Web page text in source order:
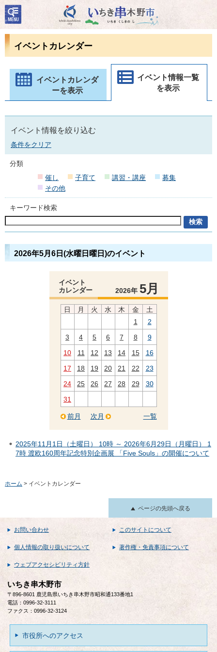
いちき串木野市
検
索・
共通
ューイベントカレンダー
イベントカレンダ
ーを表示
イベント情報一覧
を表示
イベント情報を絞り込む
条件をクリア
分類
催し
子育て 講習・講座
募集
その他
キーワード検索
2026年5月6日(水曜日曜日)のイベント
イベント
カレンダー
2026年 5月
日 月 火 水 木 金
土
1
2
3
4 5 6 7 8
9
10
11 12 13 14 15
16
17
18 19 20 21 22
23
24
25 26 27 28 29
30
31
前月 一覧
次月
2025年11月1日（土曜日） 10時 ～ 2026年6月29日（月曜日） 1
7時 渡欧160周年記念特別企画展 「Five Souls」の開催について
ホーム > イベントカレンダー
ページの先頭へ戻る
お問い合わせ このサイトについて
個人情報の取り扱いについて 著作権・免責事項について
ウェブアクセシビリティ方針
いちき串木野市
〒896-8601 鹿児島県いちき串木野市昭和通133番地1
電話：0996-32-3111
ファクス：0996-32-3124
市役所へのアクセス